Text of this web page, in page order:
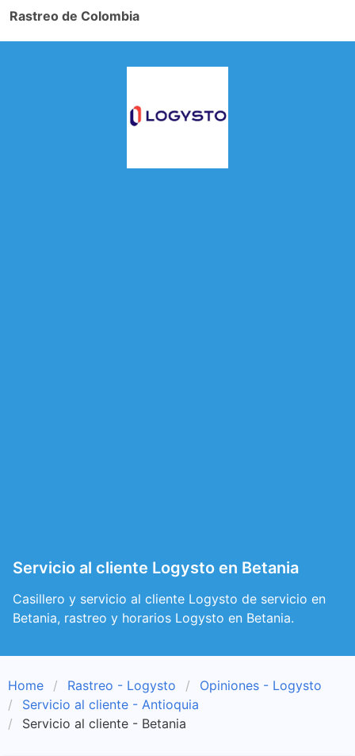
Rastreo de Colombia
Servicio al cliente Logysto en Betania
Casillero y servicio al cliente Logysto de servicio en
Betania, rastreo y horarios Logysto en Betania.
Home Rastreo - Logysto
Opiniones - Logysto
Servicio al cliente - Antioquia
Servicio al cliente - Betania